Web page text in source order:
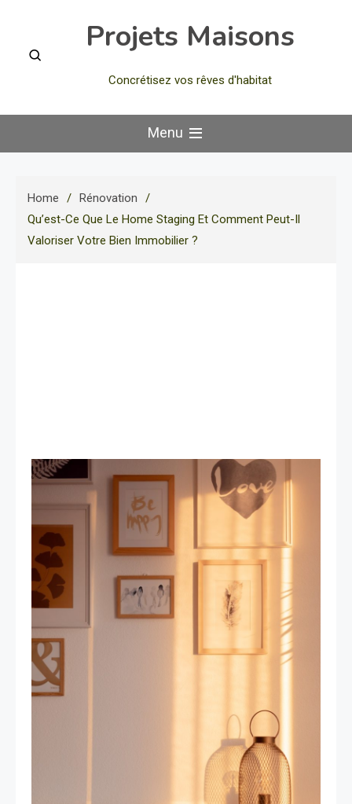
content
Projets Maisons
Concrétisez vos rêves d'habitat
Menu
Home
Rénovation
Qu’est-Ce Que Le Home Staging Et Comment Peut-Il
Valoriser Votre Bien Immobilier ?